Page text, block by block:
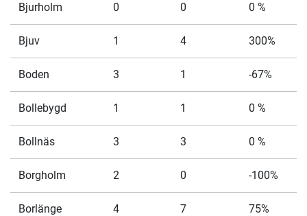
Bjurholm 0 0 0 %
Bjuv 1 4 300%
Boden 3 1 -67%
Bollebygd 1 1 0 %
Bollnäs 3 3 0 %
Borgholm 2 0 -100%
Borlänge 4 7 75%